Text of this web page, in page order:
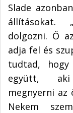
Slade
állításokat.
dolgozni. Ő
adja fel és
tudtad, hogy
együtt, aki
megnyerni az
Nekem